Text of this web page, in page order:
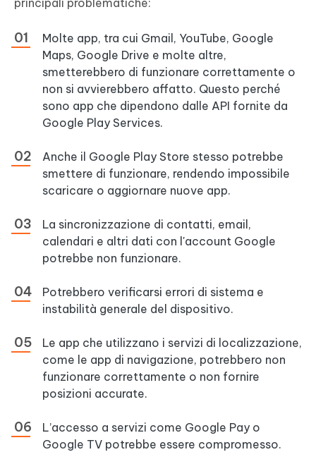
principali problematiche:
Molte app, tra cui Gmail, YouTube, Google
Maps, Google Drive e molte altre,
smetterebbero di funzionare correttamente o
non si avvierebbero affatto. Questo perché
sono app che dipendono dalle API fornite da
Google Play Services.
Anche il Google Play Store stesso potrebbe
smettere di funzionare, rendendo impossibile
scaricare o aggiornare nuove app.
La sincronizzazione di contatti, email,
calendari e altri dati con l'account Google
potrebbe non funzionare.
Potrebbero verificarsi errori di sistema e
instabilità generale del dispositivo.
Le app che utilizzano i servizi di localizzazione,
come le app di navigazione, potrebbero non
funzionare correttamente o non fornire
posizioni accurate.
L’accesso a servizi come Google Pay o
Google TV potrebbe essere compromesso.